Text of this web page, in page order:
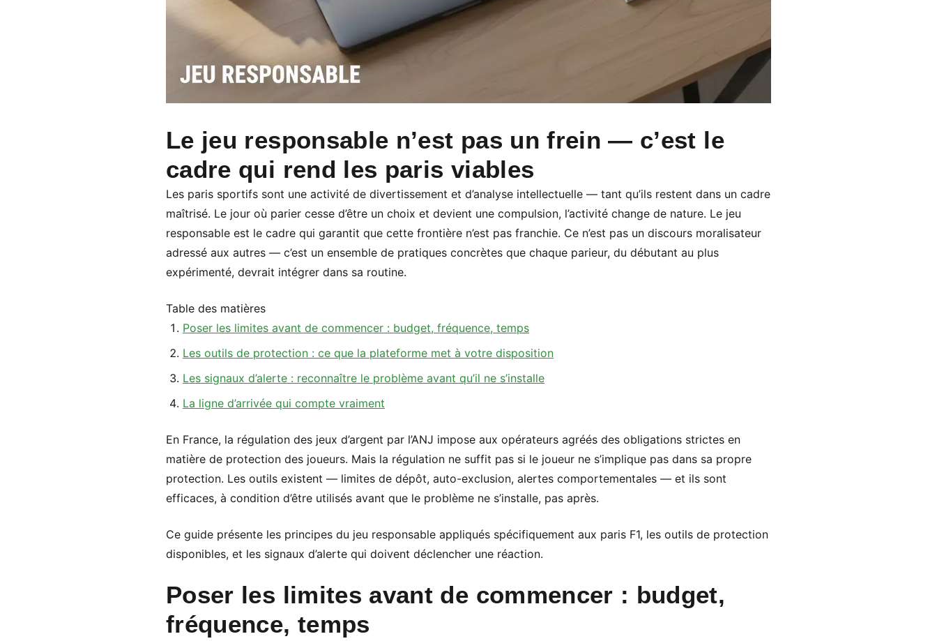
Le jeu responsable n’est pas un frein — c’est le
cadre qui rend les paris viables
Les paris sportifs sont une activité de divertissement et d’analyse intellectuelle — tant qu’ils restent dans un cadre
maîtrisé. Le jour où parier cesse d’être un choix et devient une compulsion, l’activité change de nature. Le jeu
responsable est le cadre qui garantit que cette frontière n’est pas franchie. Ce n’est pas un discours moralisateur
adressé aux autres — c’est un ensemble de pratiques concrètes que chaque parieur, du débutant au plus
expérimenté, devrait intégrer dans sa routine.
Table des matières
Poser les limites avant de commencer : budget, fréquence, temps
Les outils de protection : ce que la plateforme met à votre disposition
Les signaux d’alerte : reconnaître le problème avant qu’il ne s’installe
La ligne d’arrivée qui compte vraiment
En France, la régulation des jeux d’argent par l’ANJ impose aux opérateurs agréés des obligations strictes en
matière de protection des joueurs. Mais la régulation ne suffit pas si le joueur ne s’implique pas dans sa propre
protection. Les outils existent — limites de dépôt, auto-exclusion, alertes comportementales — et ils sont
efficaces, à condition d’être utilisés avant que le problème ne s’installe, pas après.
Ce guide présente les principes du jeu responsable appliqués spécifiquement aux paris F1, les outils de protection
disponibles, et les signaux d’alerte qui doivent déclencher une réaction.
Poser les limites avant de commencer : budget,
fréquence, temps